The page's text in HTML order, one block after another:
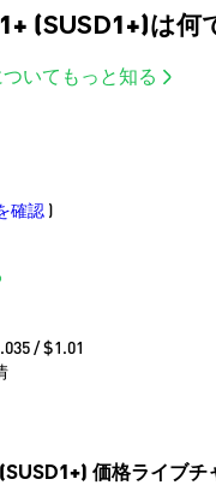
(SUSD1+)は何
いてもっと知る
確認 )
/ $1.01
価格ライブチ